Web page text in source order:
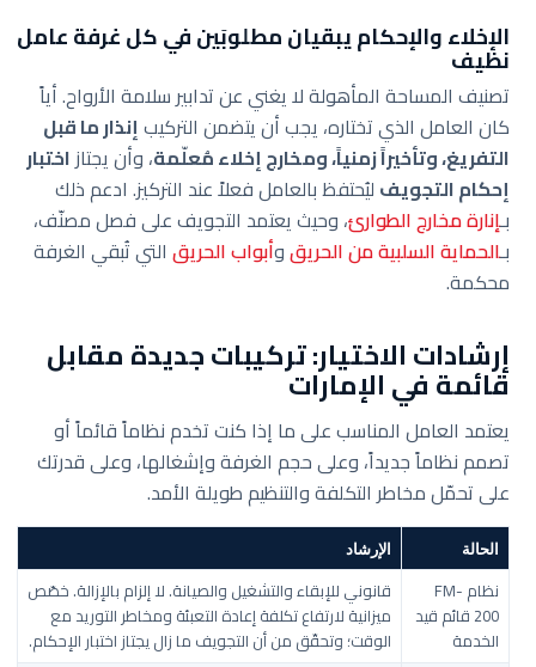
الإخلاء والإحكام يبقيان مطلوبَين في كل غرفة عامل
نظيف
تصنيف المساحة المأهولة لا يغني عن تدابير سلامة الأرواح. أياً
كان العامل الذي تختاره، يجب أن يتضمن التركيب إنذار ما قبل
التفريغ، وتأخيراً زمنياً، ومخارج إخلاء مُعلّمة، وأن يجتاز اختبار
إحكام التجويف ليُحتفظ بالعامل فعلاً عند التركيز. ادعم ذلك
بـإنارة مخارج الطوارئ، وحيث يعتمد التجويف على فصل مصنّف،
بـالحماية السلبية من الحريقوأبواب الحريق التي تُبقي الغرفة
محكمة.
إرشادات الاختيار: تركيبات جديدة مقابل
قائمة في الإمارات
يعتمد العامل المناسب على ما إذا كنت تخدم نظاماً قائماً أو
تصمم نظاماً جديداً، وعلى حجم الغرفة وإشغالها، وعلى قدرتك
على تحمّل مخاطر التكلفة والتنظيم طويلة الأمد.
الحالة الإرشاد
نظام FM-
200 قائم قيد
الخدمة
قانوني للإبقاء والتشغيل والصيانة. لا إلزام بالإزالة. خصّص
ميزانية لارتفاع تكلفة إعادة التعبئة ومخاطر التوريد مع
الوقت؛ وتحقّق من أن التجويف ما زال يجتاز اختبار الإحكام.